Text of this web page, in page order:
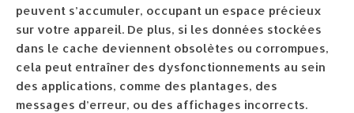
peuvent s’accumuler, occupant un espace précieux
sur votre appareil. De plus, si les données stockées
dans le cache deviennent obsolètes ou corrompues,
cela peut entraîner des dysfonctionnements au sein
des applications, comme des plantages, des
messages d’erreur, ou des affichages incorrects.